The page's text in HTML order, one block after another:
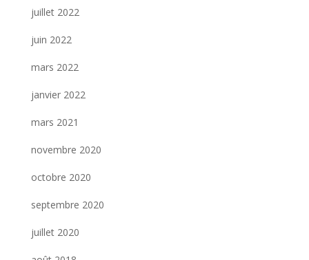
juillet 2022
juin 2022
mars 2022
janvier 2022
mars 2021
novembre 2020
octobre 2020
septembre 2020
juillet 2020